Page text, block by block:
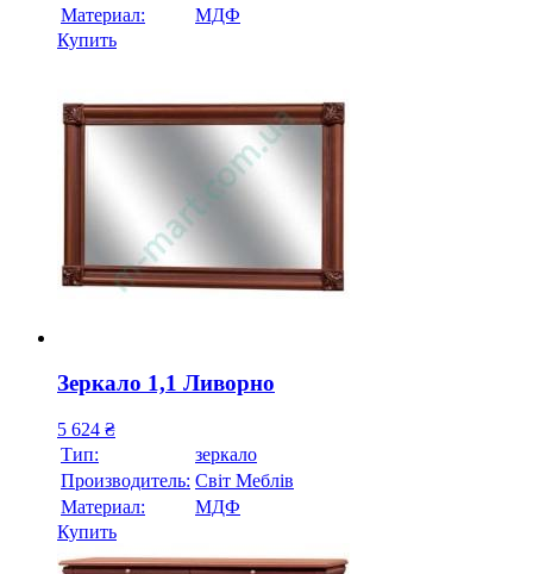
Материал:
МДФ
Купить
Зеркало 1,1 Ливорно
5 624 ₴
Тип:
зеркало
Производитель: Свiт Меблiв
Материал:
МДФ
Купить